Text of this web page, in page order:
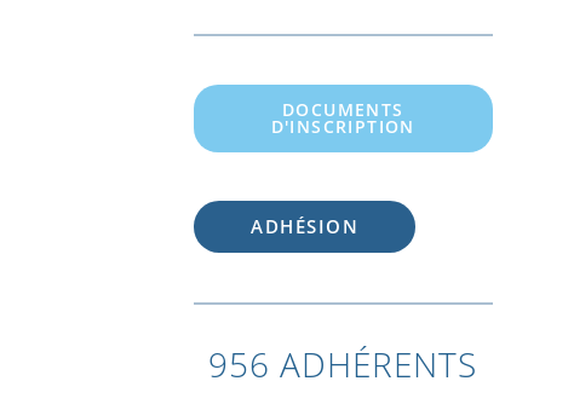
DOCUMENTS
D'INSCRIPTION
ADHÉSION
956 ADHÉRENTS